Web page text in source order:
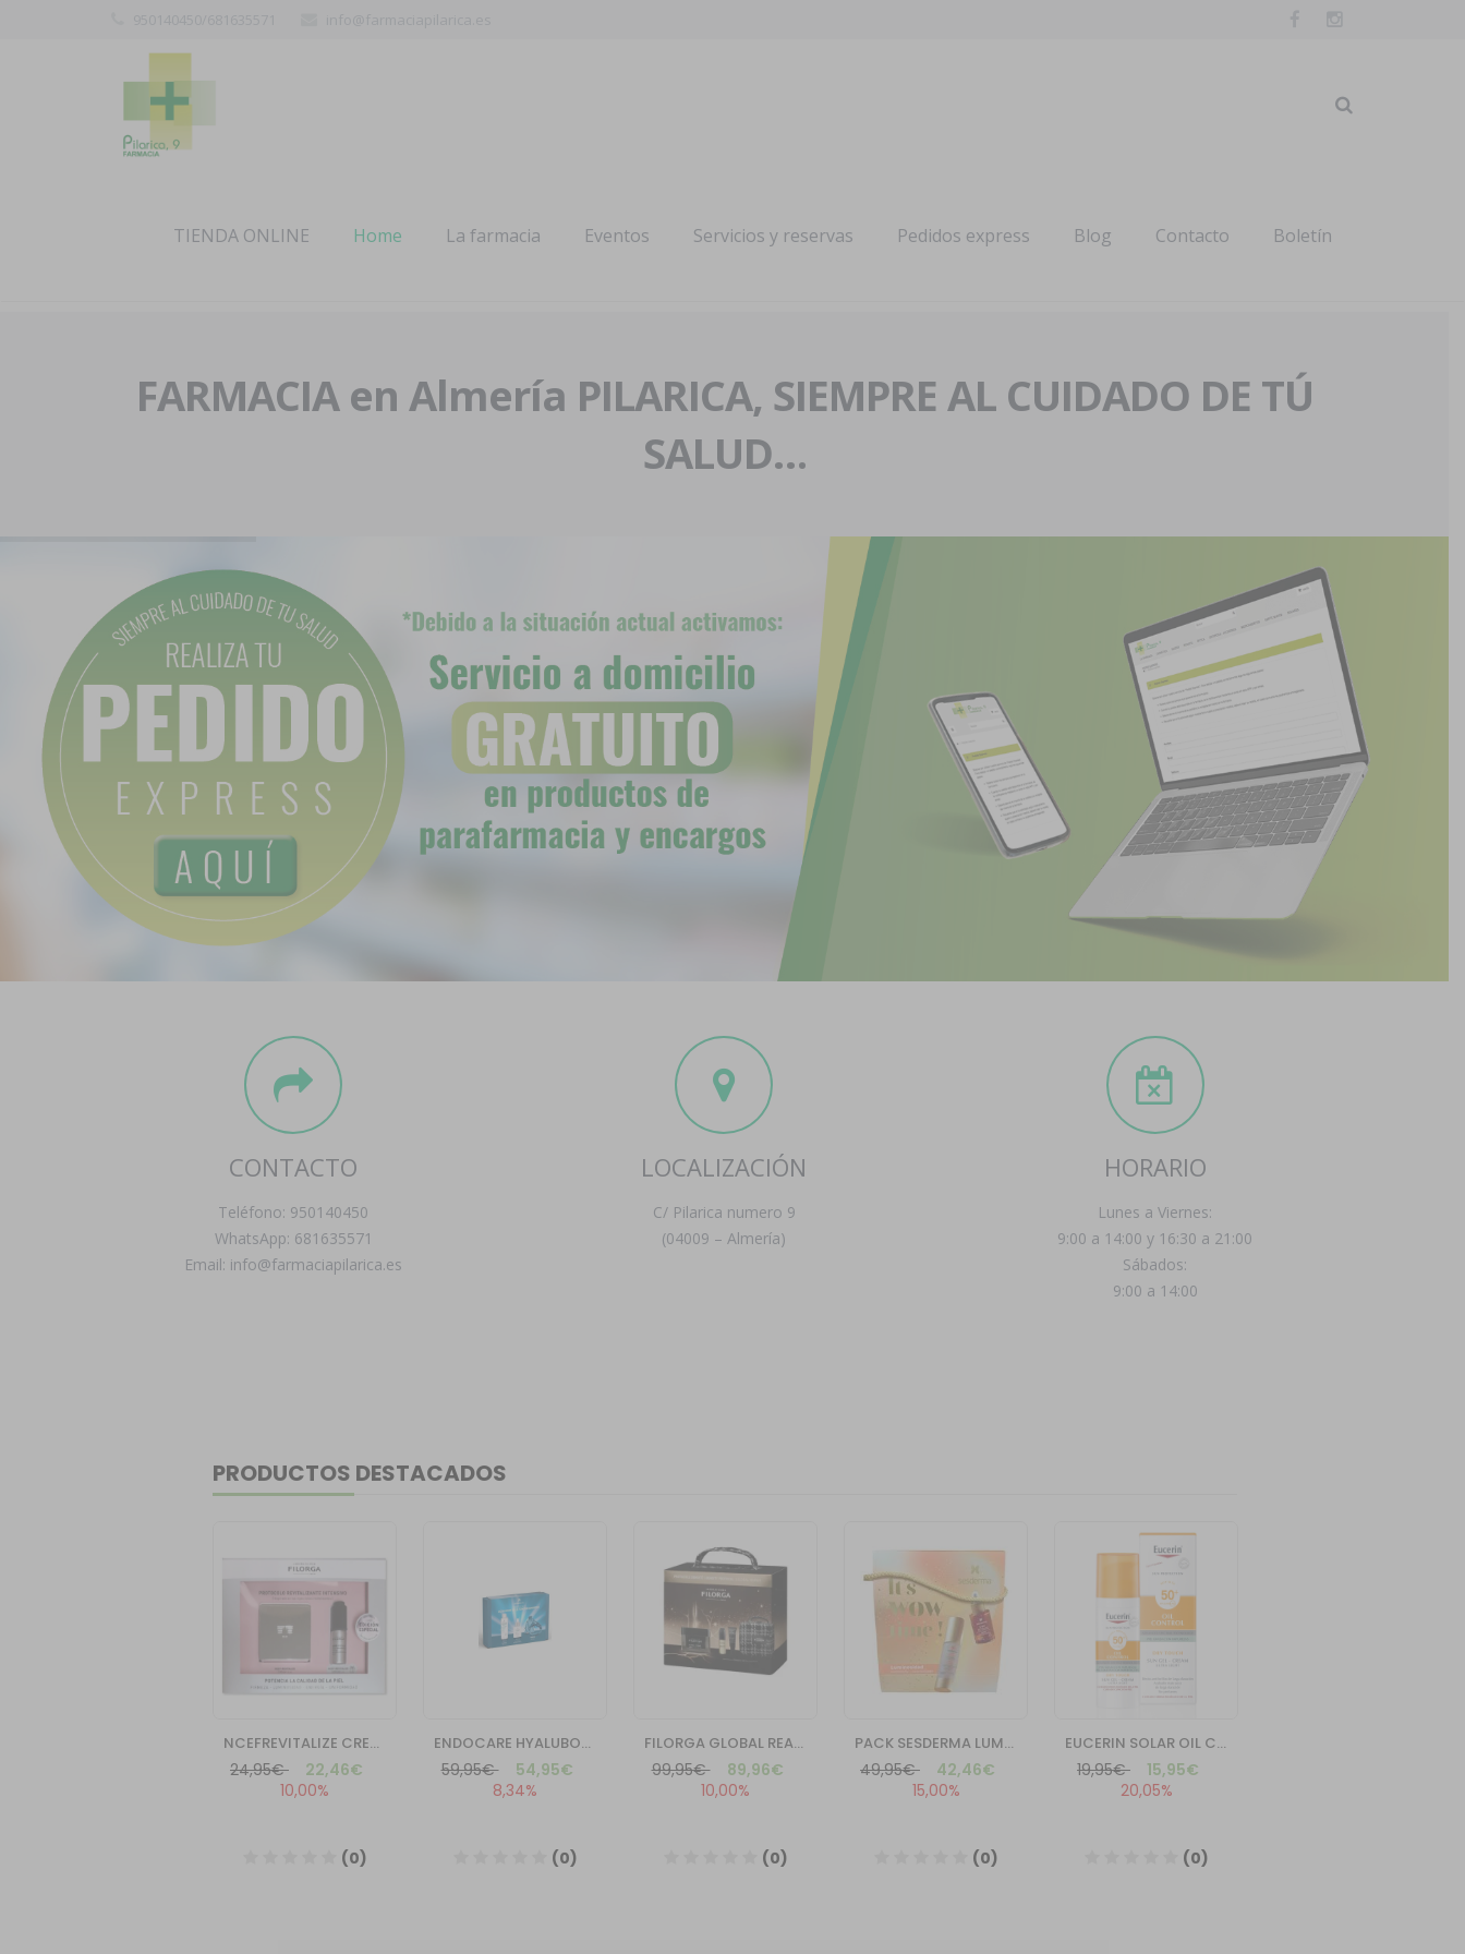
TIENDA ONLINE Home La farmacia Eventos Servicios y reservas Pedidos express Blog Contacto Boletín
FARMACIA en Almería PILARICA, SIEMPRE AL CUIDADO DE TÚ
SALUD…
CONTACTO
Teléfono: 950140450
WhatsApp: 681635571
Email: info@farmaciapilarica.es
LOCALIZACIÓN
C/ Pilarica numero 9
(04009 – Almería)
HORARIO
Lunes a Viernes:
9:00 a 14:00 y 16:30 a 21:00
Sábados:
9:00 a 14:00